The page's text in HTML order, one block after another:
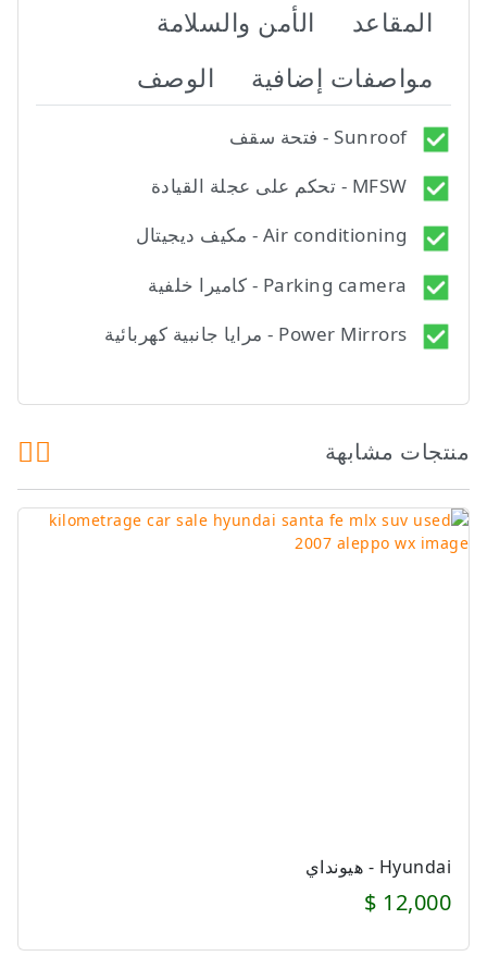
المقاعد
الأمن والسلامة
مواصفات إضافية
الوصف
Sunroof - فتحة سقف
MFSW - تحكم على عجلة القيادة
Air conditioning - مكيف ديجيتال
Parking camera - كاميرا خلفية
Power Mirrors - مرايا جانبية كهربائية
منتجات مشابهة
Hyundai - هيونداي
12,000 $